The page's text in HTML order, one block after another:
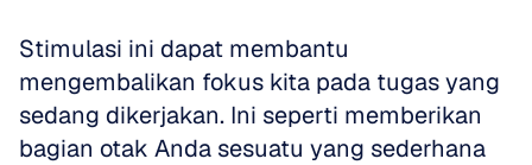
Stimulasi ini dapat membantu
mengembalikan fokus kita pada tugas yang
sedang dikerjakan. Ini seperti memberikan
bagian otak Anda sesuatu yang sederhana